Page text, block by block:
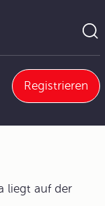
Registrieren
Republik Kuba
liegt auf der